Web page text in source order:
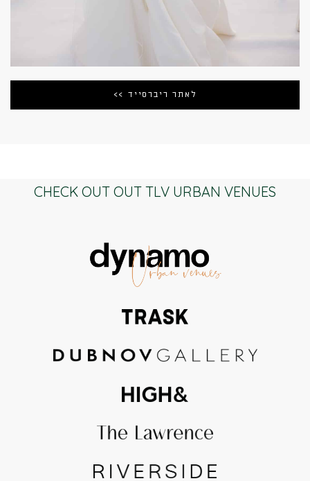
לאתר ריברסייד >>
CHECK OUT OUT TLV URBAN VENUES